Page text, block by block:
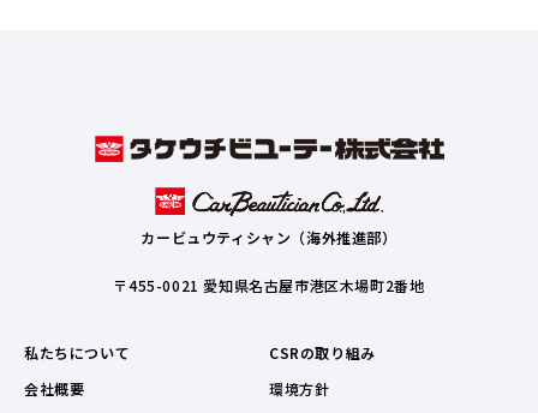
カービュウティシャン（海外推進部）
〒455-0021 愛知県名古屋市港区木場町2番地
私たちについて
会社概要
CSRの取り組み
環境方針